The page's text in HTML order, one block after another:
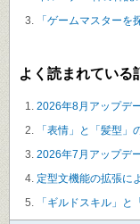
「ゲームマスター
よく読まれている
2026年8月アップデ
「表情」と「髪型
2026年7月アップデ
定型文機能の拡張に
「ギルドスキル」と